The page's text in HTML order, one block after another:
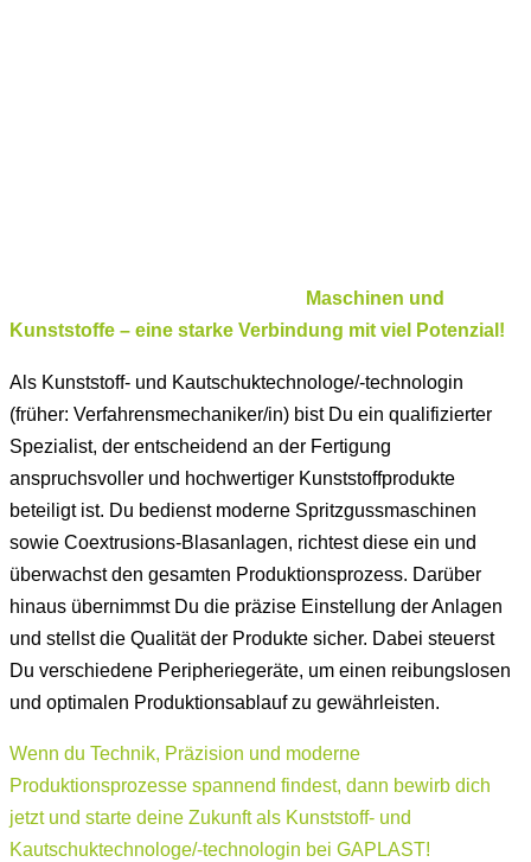
Maschinen und
Kunststoffe – eine starke Verbindung mit viel Potenzial!
Als Kunststoff- und Kautschuktechnologe/-technologin
(früher: Verfahrensmechaniker/in) bist Du ein qualifizierter
Spezialist, der entscheidend an der Fertigung
anspruchsvoller und hochwertiger Kunststoffprodukte
beteiligt ist. Du bedienst moderne Spritzgussmaschinen
sowie Coextrusions-Blasanlagen, richtest diese ein und
überwachst den gesamten Produktionsprozess. Darüber
hinaus übernimmst Du die präzise Einstellung der Anlagen
und stellst die Qualität der Produkte sicher. Dabei steuerst
Du verschiedene Peripheriegeräte, um einen reibungslosen
und optimalen Produktionsablauf zu gewährleisten.
Wenn du Technik, Präzision und moderne
Produktionsprozesse spannend findest, dann bewirb dich
jetzt und starte deine Zukunft als Kunststoff- und
Kautschuktechnologe/-technologin bei GAPLAST!